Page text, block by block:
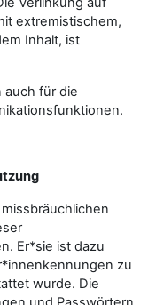
extremistischem,
Inhalt, ist
auch für die
Er*sie ist dazu
zu
wurde. Die